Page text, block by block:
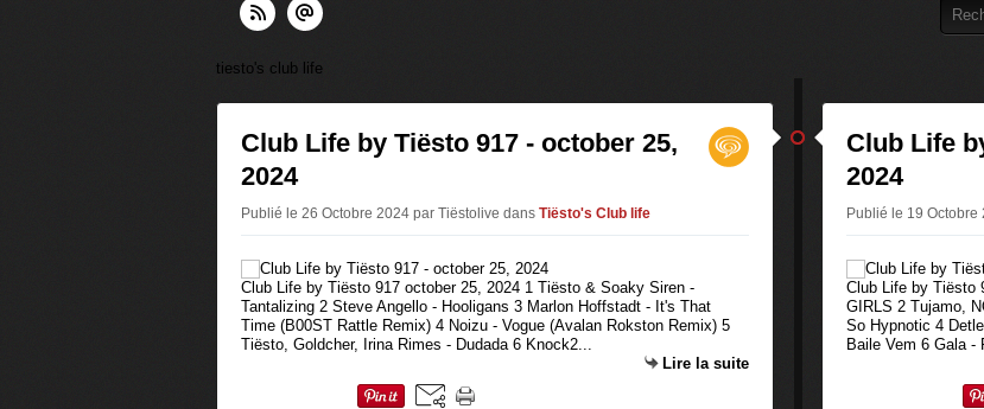
tiesto's club life
Club Life by Tiësto 917 - october 25,
2024
Publié le 26 Octobre 2024 par Tiëstolive dans Tiësto's Club life
Club Life by Tiësto 917 october 25, 2024 1 Tiësto & Soaky Siren -
Tantalizing 2 Steve Angello - Hooligans 3 Marlon Hoffstadt - It's That
Time (B00ST Rattle Remix) 4 Noizu - Vogue (Avalan Rokston Remix) 5
Tiësto, Goldcher, Irina Rimes - Dudada 6 Knock2...
Lire la suite
Club Life
2024
Publié le 19 Octobre
Club Life by Tiësto
GIRLS 2 Tujamo,
So Hypnotic 4
Baile Vem 6 Gala -